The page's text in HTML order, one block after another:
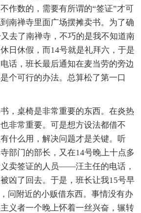
作数的，需要有所谓的“签证”才可
南禅寺里面广场摆摊卖书。为了确
去了南禅寺，不巧的是我不知道南
日休假，而14号就是礼拜六，于是
话，班长最后通知在麦当劳的旁边
个可行的办法。总算松了第一口
，桌椅是非常重要的东西。在炎热
非常重要。可是想方设法都借不
什么用，解决问题才是关键。听
部门的部长，又在14号晚上十点多
卖签证的人员——汪主任的电话，
凶了回去。于是，班长让我15号早
问附近的小贩借东西。事情没有办
义者一个晚上怀着一丝兴奋，辗转